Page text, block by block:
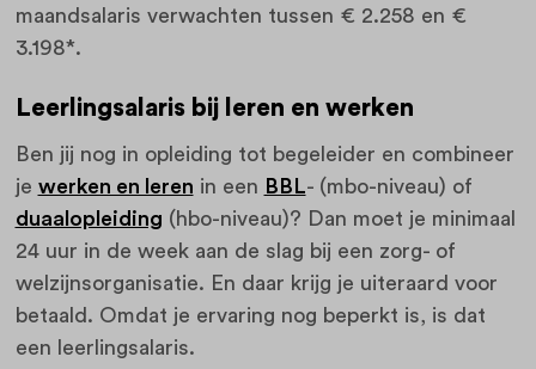
maandsalaris verwachten tussen € 2.258 en €
3.198*.
Leerlingsalaris bij leren en werken
Ben jij nog in opleiding tot begeleider en combineer
je werken en leren in een BBL- (mbo-niveau) of
duaalopleiding (hbo-niveau)? Dan moet je minimaal
24 uur in de week aan de slag bij een zorg- of
welzijnsorganisatie. En daar krijg je uiteraard voor
betaald. Omdat je ervaring nog beperkt is, is dat
een leerlingsalaris.